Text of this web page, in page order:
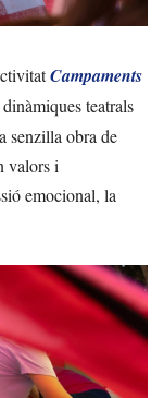
Campaments
teatrals
senzilla obra de
valors i
emocional, la